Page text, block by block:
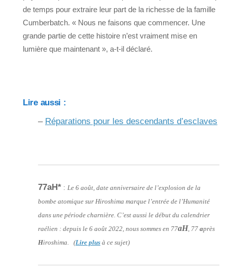
de temps pour extraire leur part de la richesse de la famille
Cumberbatch. « Nous ne faisons que commencer. Une
grande partie de cette histoire n’est vraiment mise en
lumière que maintenant », a-t-il déclaré.
Lire aussi :
– Réparations pour les descendants d’esclaves
77aH* : Le 6 août, date anniversaire de l’explosion de la
bombe atomique sur Hiroshima marque l’entrée de l’Humanité
dans une période charnière. C’est aussi le début du calendrier
raélien : depuis le 6 août 2022, nous sommes en 77aH, 77 après
Hiroshima. (Lire plus à ce sujet)